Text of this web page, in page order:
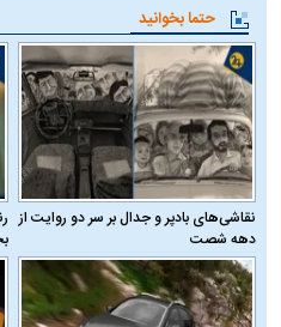
حتما بخوانید
نقاشی‌های بادپر و جدال بر سر دو روایت از
دهه شصت